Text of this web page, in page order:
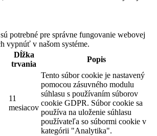
potrebné pre správne fungovanie webovej
vypnúť v našom systéme.
Dĺžka
trvania
Popis
11
mesiacov
Tento súbor cookie je nastavený
pomocou zásuvného modulu
súhlasu s používaním súborov
cookie GDPR. Súbor cookie sa
používa na uloženie súhlasu
používateľa so súbormi cookie v
kategórii "Analytika".